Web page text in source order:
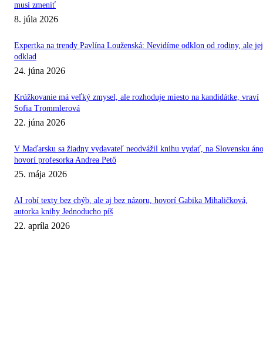
musí zmeniť
8. júla 2026
Expertka na trendy Pavlína Louženská: Nevidíme odklon od rodiny, ale jej
odklad
24. júna 2026
Krúžkovanie má veľký zmysel, ale rozhoduje miesto na kandidátke, vraví
Sofia Trommlerová
22. júna 2026
V Maďarsku sa žiadny vydavateľ neodvážil knihu vydať, na Slovensku
hovorí profesorka Andrea Pető
25. mája 2026
AI robí texty bez chýb, ale aj bez názoru, hovorí Gabika Mihaličková,
autorka knihy Jednoducho píš
22. apríla 2026